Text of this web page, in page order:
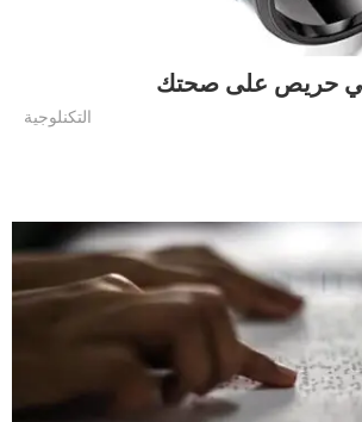
حريص على صحتك
التكنلوجية